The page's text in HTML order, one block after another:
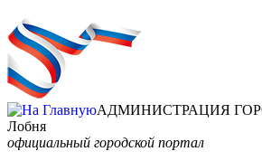
АДМИНИСТРАЦИЯ
Лобня
официальный городской портал